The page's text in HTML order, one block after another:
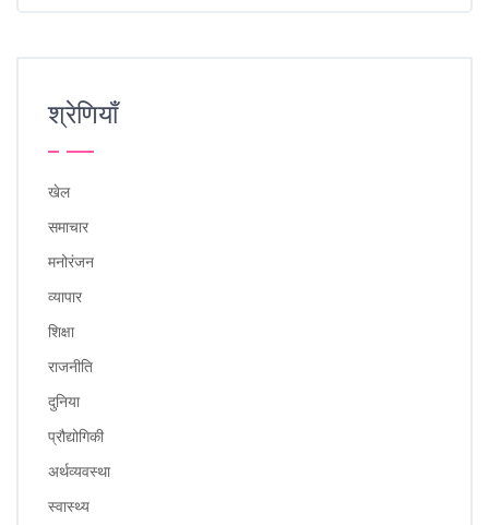
श्रेणियाँ
खेल
समाचार
मनोरंजन
व्यापार
शिक्षा
राजनीति
दुनिया
प्रौद्योगिकी
अर्थव्यवस्था
स्वास्थ्य